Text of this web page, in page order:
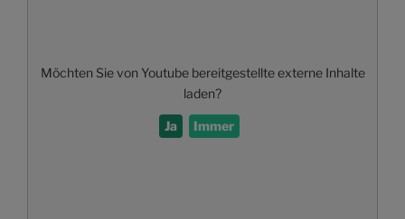
Möchten Sie von Youtubebereitgestellte externe Inhalte
laden?
Ja Immer